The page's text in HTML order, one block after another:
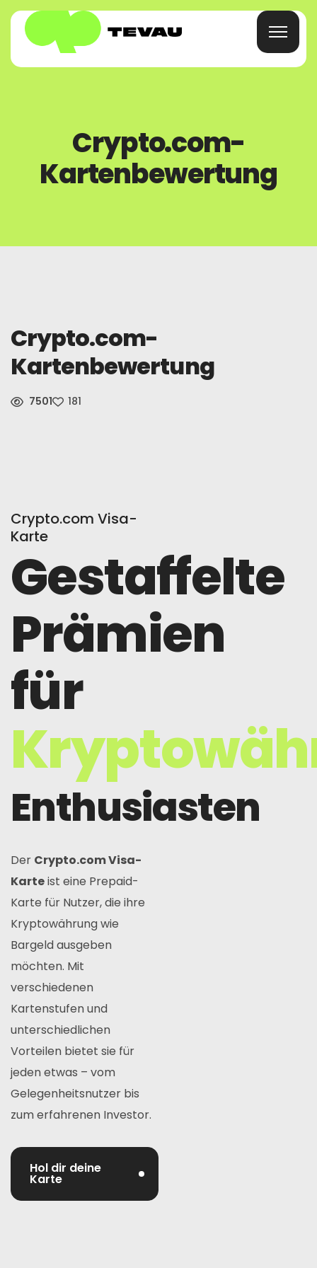
Nachricht
Crypto.com-
Kartenbewertung
Crypto.com-
Kartenbewertung
7501 181
Crypto.com Visa-
Karte
Gestaffelte
Prämien
für
Enthusiasten
Der Crypto.com Visa-
Karteist eine Prepaid-
Karte für Nutzer, die ihre
Kryptowährung wie
Bargeld ausgeben
möchten. Mit
verschiedenen
Kartenstufen und
unterschiedlichen
Vorteilen bietet sie für
jeden etwas – vom
Gelegenheitsnutzer bis
zum erfahrenen Investor.
Hol dir deine
Karte